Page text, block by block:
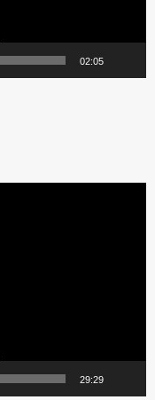
02:05
29:29